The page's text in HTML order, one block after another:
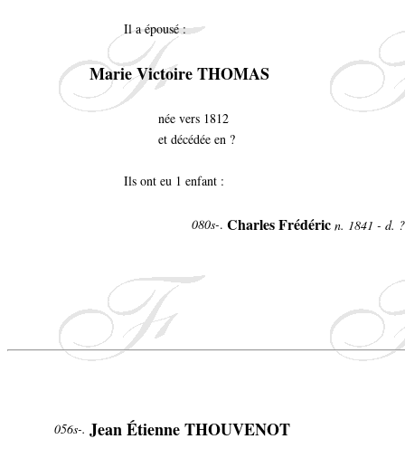
Il a épousé :
Marie Victoire THOMAS
née vers 1812
et décédée en ?
Ils ont eu 1 enfant :
080s-. Charles Frédéric n. 1841 - d. ?
056s-. Jean Étienne THOUVENOT